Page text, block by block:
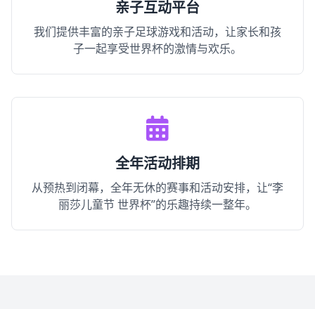
亲子互动平台
我们提供丰富的亲子足球游戏和活动，让家长和孩
子一起享受世界杯的激情与欢乐。
全年活动排期
从预热到闭幕，全年无休的赛事和活动安排，让“李
丽莎儿童节 世界杯”的乐趣持续一整年。